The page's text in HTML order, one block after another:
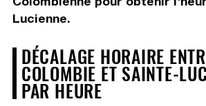
Lucienne.
DÉCALAGE HORAIRE
COLOMBIE ET SAINTE-
PAR HEURE